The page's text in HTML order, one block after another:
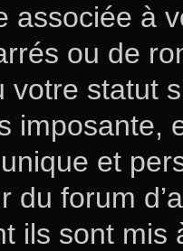
associée à
ou de
votre statut
imposante,
et
du forum
ils sont mis